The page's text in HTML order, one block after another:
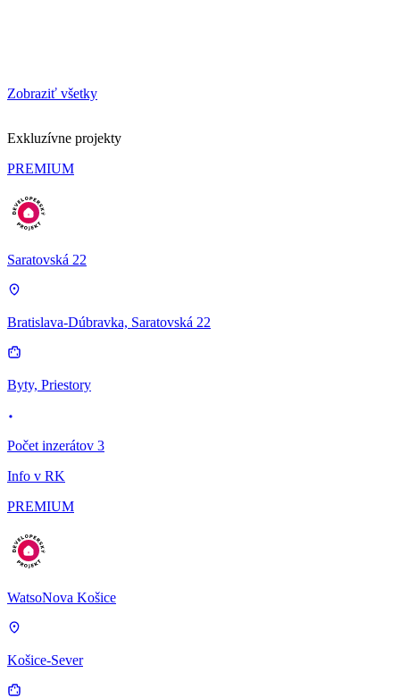
Zobraziť všetky
Exkluzívne projekty
PREMIUM
Saratovská 22
Bratislava-Dúbravka, Saratovská 22
Byty, Priestory
Počet inzerátov 3
Info v RK
PREMIUM
WatsoNova Košice
Košice-Sever